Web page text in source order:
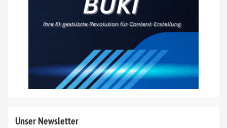
Unser Newsletter